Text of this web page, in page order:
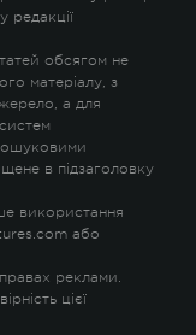
редакції
обсягом не
матеріалу, з
а для
в підзаголовку
використання
або
реклами.
цієї